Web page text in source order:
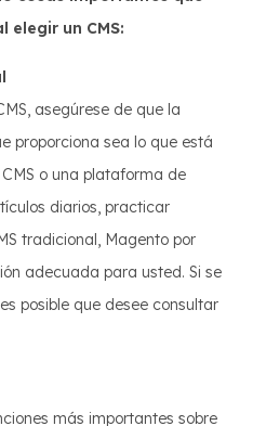
elegir un CMS:
asegúrese de que la
proporciona sea lo que está
o una plataforma de
diarios, practicar
tradicional, Magento por
adecuada para usted. Si se
posible que desee consultar
más importantes sobre